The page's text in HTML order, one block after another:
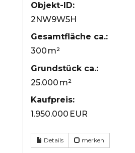
Objekt-ID:
2NW9W5H
Gesamtfläche ca.:
300 m²
Grund­stück ca.:
25.000 m²
Kaufpreis:
1.950.000 EUR
Details merken